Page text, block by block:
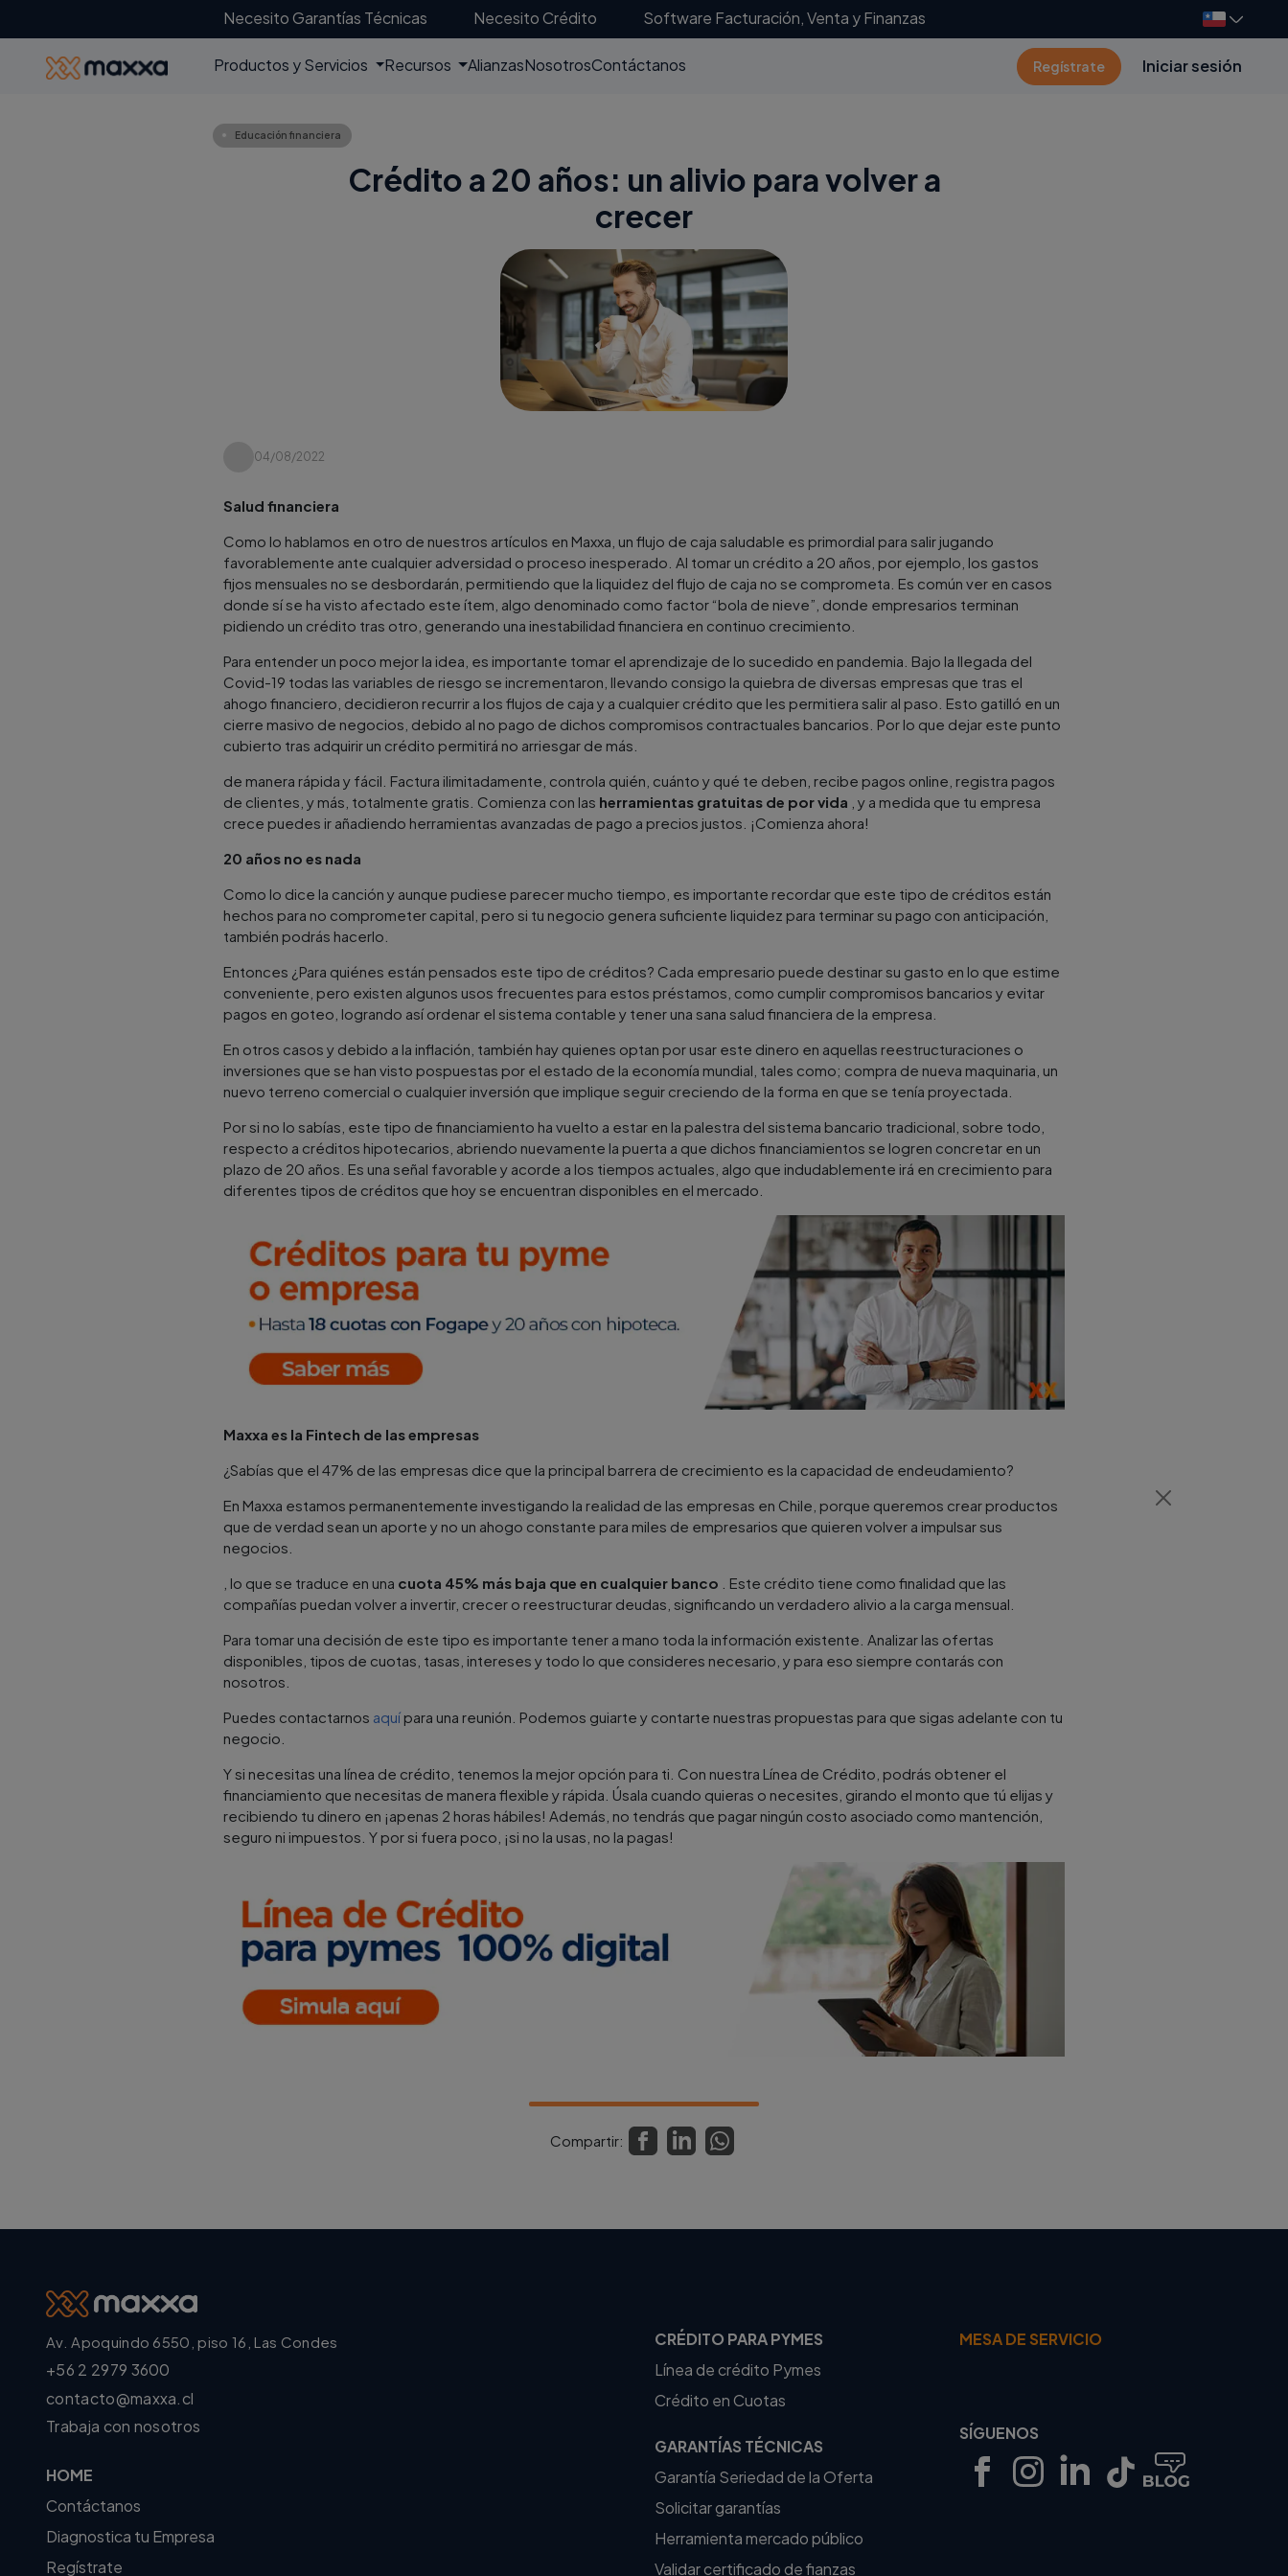
Necesito Garantías Técnicas Necesito Crédito Software Facturación, Venta y Finanzas
Productos y Servicios Recursos AlianzasNosotrosContáctanos Regístrate Iniciar sesión
Educación financiera
Crédito a 20 años: un alivio para volver a
crecer
04/08/2022
Salud financiera
Como lo hablamos en otro de nuestros artículos en Maxxa, un flujo de caja saludable es primordial para salir jugando
favorablemente ante cualquier adversidad o proceso inesperado. Al tomar un crédito a 20 años, por ejemplo, los gastos
fijos mensuales no se desbordarán, permitiendo que la liquidez del flujo de caja no se comprometa. Es común ver en casos
donde sí se ha visto afectado este ítem, algo denominado como factor “bola de nieve”, donde empresarios terminan
pidiendo un crédito tras otro, generando una inestabilidad financiera en continuo crecimiento.
Para entender un poco mejor la idea, es importante tomar el aprendizaje de lo sucedido en pandemia. Bajo la llegada del
Covid-19 todas las variables de riesgo se incrementaron, llevando consigo la quiebra de diversas empresas que tras el
ahogo financiero, decidieron recurrir a los flujos de caja y a cualquier crédito que les permitiera salir al paso. Esto gatilló en un
cierre masivo de negocios, debido al no pago de dichos compromisos contractuales bancarios. Por lo que dejar este punto
cubierto tras adquirir un crédito permitirá no arriesgar de más.
de manera rápida y fácil. Factura ilimitadamente, controla quién, cuánto y qué te deben, recibe pagos online, registra pagos
de clientes, y más, totalmente gratis. Comienza con las herramientas gratuitas de por vida , y a medida que tu empresa
crece puedes ir añadiendo herramientas avanzadas de pago a precios justos. ¡Comienza ahora!
20 años no es nada
Como lo dice la canción y aunque pudiese parecer mucho tiempo, es importante recordar que este tipo de créditos están
hechos para no comprometer capital, pero si tu negocio genera suficiente liquidez para terminar su pago con anticipación,
también podrás hacerlo.
Entonces ¿Para quiénes están pensados este tipo de créditos? Cada empresario puede destinar su gasto en lo que estime
conveniente, pero existen algunos usos frecuentes para estos préstamos, como cumplir compromisos bancarios y evitar
pagos en goteo, logrando así ordenar el sistema contable y tener una sana salud financiera de la empresa.
En otros casos y debido a la inflación, también hay quienes optan por usar este dinero en aquellas reestructuraciones o
inversiones que se han visto pospuestas por el estado de la economía mundial, tales como; compra de nueva maquinaria, un
nuevo terreno comercial o cualquier inversión que implique seguir creciendo de la forma en que se tenía proyectada.
Por si no lo sabías, este tipo de financiamiento ha vuelto a estar en la palestra del sistema bancario tradicional, sobre todo,
respecto a créditos hipotecarios, abriendo nuevamente la puerta a que dichos financiamientos se logren concretar en un
plazo de 20 años. Es una señal favorable y acorde a los tiempos actuales, algo que indudablemente irá en crecimiento para
diferentes tipos de créditos que hoy se encuentran disponibles en el mercado.
Maxxa es la Fintech de las empresas
¿Sabías que el 47% de las empresas dice que la principal barrera de crecimiento es la capacidad de endeudamiento?
En Maxxa estamos permanentemente investigando la realidad de las empresas en Chile, porque queremos crear productos
que de verdad sean un aporte y no un ahogo constante para miles de empresarios que quieren volver a impulsar sus
negocios.
, lo que se traduce en una cuota 45% más baja que en cualquier banco . Este crédito tiene como finalidad que las
compañías puedan volver a invertir, crecer o reestructurar deudas, significando un verdadero alivio a la carga mensual.
Para tomar una decisión de este tipo es importante tener a mano toda la información existente. Analizar las ofertas
disponibles, tipos de cuotas, tasas, intereses y todo lo que consideres necesario, y para eso siempre contarás con
nosotros.
Puedes contactarnos aquípara una reunión. Podemos guiarte y contarte nuestras propuestas para que sigas adelante con tu
negocio.
Y si necesitas una línea de crédito, tenemos la mejor opción para ti. Con nuestra Línea de Crédito, podrás obtener el
financiamiento que necesitas de manera flexible y rápida. Úsala cuando quieras o necesites, girando el monto que tú elijas y
recibiendo tu dinero en ¡apenas 2 horas hábiles! Además, no tendrás que pagar ningún costo asociado como mantención,
seguro ni impuestos. Y por si fuera poco, ¡si no la usas, no la pagas!
Compartir:
Av. Apoquindo 6550, piso 16, Las Condes
+56 2 2979 3600
contacto@maxxa.cl
Trabaja con nosotros
HOME
Contáctanos
Diagnostica tu Empresa
Regístrate
CRÉDITO PARA PYMES
Línea de crédito Pymes
Crédito en Cuotas
GARANTÍAS TÉCNICAS
Garantía Seriedad de la Oferta
Solicitar garantías
Herramienta mercado público
Validar certificado de fianzas
MESA DE SERVICIO
SÍGUENOS